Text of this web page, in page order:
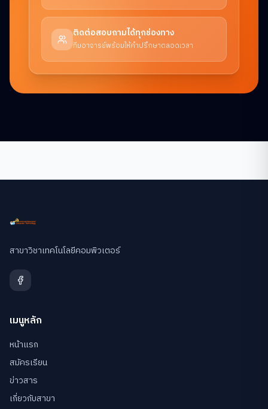
ติดต่อสอบถามได้ทุกช่องทาง
ทีมอาจารย์พร้อมให้คำปรึกษาตลอดเวลา
สาขาวิชาเทคโนโลยีคอมพิวเตอร์
เมนูหลัก
หน้าแรก
สมัครเรียน
ข่าวสาร
เกี่ยวกับสาขา